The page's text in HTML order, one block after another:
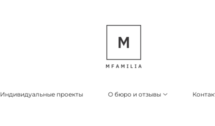
Индивидуальные проекты О бюро и отзывы